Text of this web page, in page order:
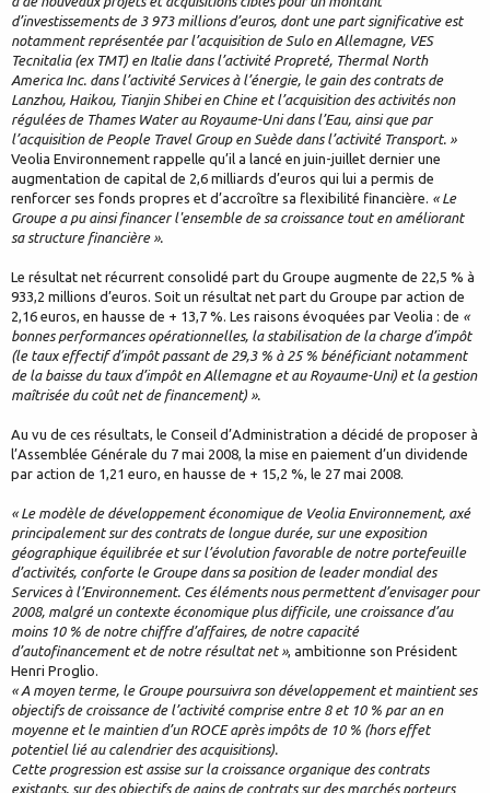
d’investissements de 3 973 millions d’euros, dont une part significative est
notamment représentée par l’acquisition de Sulo en Allemagne, VES
Tecnitalia (ex TMT) en Italie dans l’activité Propreté, Thermal North
America Inc. dans l’activité Services à l’énergie, le gain des contrats de
Lanzhou, Haikou, Tianjin Shibei en Chine et l’acquisition des activités non
régulées de Thames Water au Royaume-Uni dans l’Eau, ainsi que par
l’acquisition de People Travel Group en Suède dans l’activité Transport. »
Veolia Environnement rappelle qu’il a lancé en juin-juillet dernier une
augmentation de capital de 2,6 milliards d’euros qui lui a permis de
renforcer ses fonds propres et d’accroître sa flexibilité financière. « Le
Groupe a pu ainsi financer l'ensemble de sa croissance tout en améliorant
sa structure financière ».
Le résultat net récurrent consolidé part du Groupe augmente de 22,5 % à
933,2 millions d’euros. Soit un résultat net part du Groupe par action de
2,16 euros, en hausse de + 13,7 %. Les raisons évoquées par Veolia : de «
bonnes performances opérationnelles, la stabilisation de la charge d’impôt
(le taux effectif d’impôt passant de 29,3 % à 25 % bénéficiant notamment
de la baisse du taux d’impôt en Allemagne et au Royaume-Uni) et la gestion
maîtrisée du coût net de financement) ».
Au vu de ces résultats, le Conseil d’Administration a décidé de proposer à
l’Assemblée Générale du 7 mai 2008, la mise en paiement d’un dividende
par action de 1,21 euro, en hausse de + 15,2 %, le 27 mai 2008.
« Le modèle de développement économique de Veolia Environnement, axé
principalement sur des contrats de longue durée, sur une exposition
géographique équilibrée et sur l’évolution favorable de notre portefeuille
d’activités, conforte le Groupe dans sa position de leader mondial des
Services à l’Environnement. Ces éléments nous permettent d’envisager pour
2008, malgré un contexte économique plus difficile, une croissance d’au
moins 10 % de notre chiffre d’affaires, de notre capacité
d’autofinancement et de notre résultat net », ambitionne son Président
Henri Proglio.
« A moyen terme, le Groupe poursuivra son développement et maintient ses
objectifs de croissance de l’activité comprise entre 8 et 10 % par an en
moyenne et le maintien d’un ROCE après impôts de 10 % (hors effet
potentiel lié au calendrier des acquisitions).
Cette progression est assise sur la croissance organique des contrats
existants, sur des objectifs de gains de contrats sur des marchés porteurs